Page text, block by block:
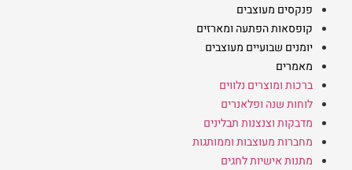
פנקסים מעוצבים
קופסאות הפתעה ומארזים
יומנים שבועיים מעוצבים
מאמרים
ברכות ומוצרים נלווים
לוחות שנה ופלאנרים
מדבקות וצנצנות תבלינים
מחברות מעוצבות וממותגות
מתנות אישיות לחגים